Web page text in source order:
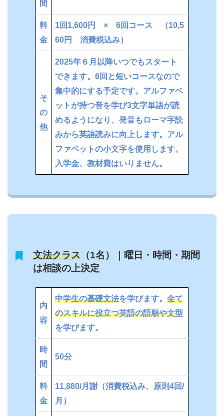
間
料
金
1回1,600円 × 6回コース （10,5
60円 消費税込み）
そ
の
他
2025年６月以降いつでもスタート
できます。6回と短いコースなので
集中的にする予定です。アルファベ
ットが持つ音を学び3文字単語が読
めるようになり、発音もローマ字読
みから英語読みに向上します。アル
ファベットの小文字を使用します。
入学金、教材費はいりません。
文法クラス（1名）｜曜日・時間・期間
は相談の上決定
内
容
中学生の基礎文法を学びます。 全て
のスキルに役立つ英語の語順や文型
を学びます。
時
間
50分
料
金
11,880/月謝（消費税込み、原則4回/
月）